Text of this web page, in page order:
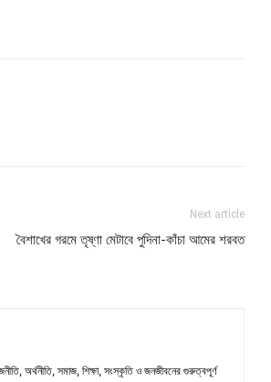
Next article
বৈশাখের গরমে তৃষ্ণা মেটাবে পুদিনা-কাঁচা আমের শরবত
অর্থনীতি, সমাজ, শিক্ষা, সংস্কৃতি ও জনজীবনের গুরুত্বপূর্ণ